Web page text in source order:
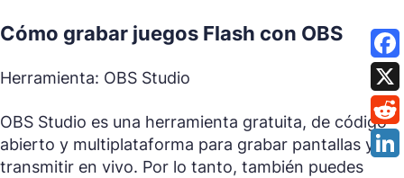
Cómo grabar juegos Flash con OBS
Herramienta: OBS Studio
OBS Studio es una herramienta gratuita, de código
abierto y multiplataforma para grabar pantallas y
transmitir en vivo. Por lo tanto, también puedes